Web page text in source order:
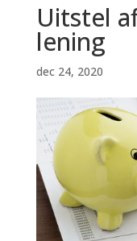
Uitstel
lening
dec 24, 2020